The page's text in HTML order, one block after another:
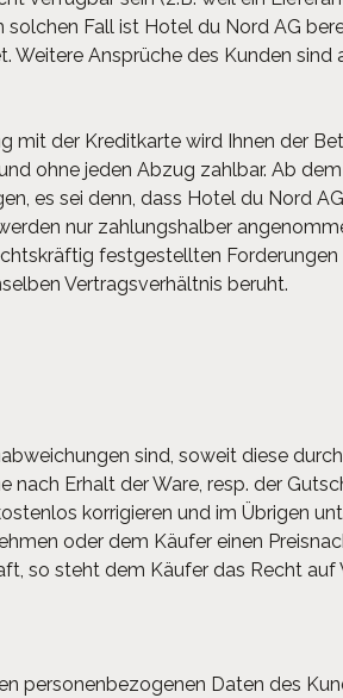
Fall ist Hotel du Nord AG
Ansprüche des Kunden sind
mit der Kreditkarte wird Ihnen der
ohne jeden Abzug zahlbar. Ab
es sei denn, dass Hotel du Nord
nur zahlungshalber
festgestellten Forderungen
Vertragsverhältnis beruht.
sind, soweit diese
Erhalt der Ware, resp. der
korrigieren und im Übrigen
oder dem Käufer einen
so steht dem Käufer das Recht auf
personenbezogenen Daten des